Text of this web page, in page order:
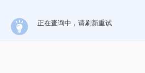
正在查询中，请刷新重试